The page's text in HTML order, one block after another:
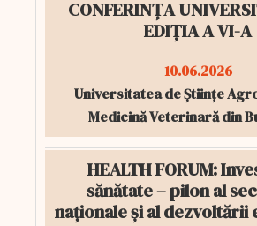
CONFERINȚA
EDIȚIA A VI-A
10.06.2026
Universitatea de Științe
Medicină Veterinară din
HEALTH FORUM:
sănătate – pilon al
naționale și al dezvoltării